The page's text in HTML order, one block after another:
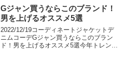
スシーンに進出してきました。なんとワ
イシャツとコ...
Gジャン買うならこのブランド！
男を上げるオススメ5選
2022/12/19コーディネートジャケットデ
ニムコーデGジャン買うならこのブラン
ド！男を上げるオススメ5選今年トレンド